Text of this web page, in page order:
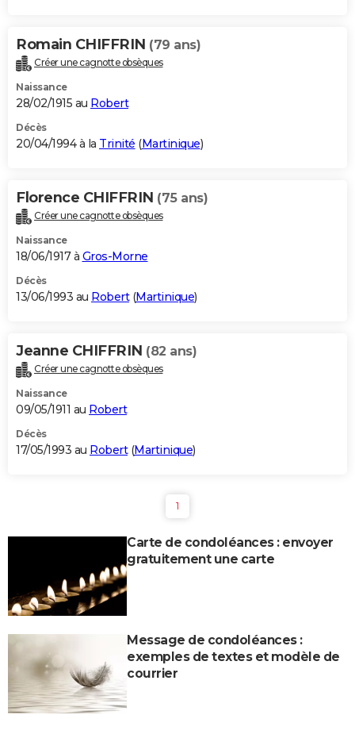
Romain CHIFFRIN (79 ans)
Créer une cagnotte obsèques
Naissance
28/02/1915 au Robert
Décès
20/04/1994 à la Trinité (Martinique)
Florence CHIFFRIN (75 ans)
Créer une cagnotte obsèques
Naissance
18/06/1917 à Gros-Morne
Décès
13/06/1993 au Robert(Martinique)
Jeanne CHIFFRIN (82 ans)
Créer une cagnotte obsèques
Naissance
09/05/1911 au Robert
Décès
17/05/1993 au Robert(Martinique)
1
Carte de condoléances : envoyer
gratuitement une carte
Message de condoléances :
exemples de textes et modèle de
courrier